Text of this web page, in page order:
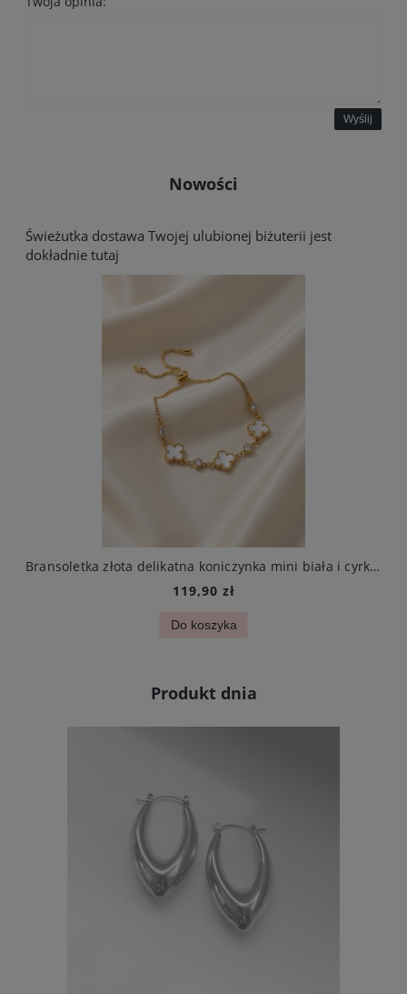
Wyślij
Nowości
Świeżutka dostawa Twojej ulubionej biżuterii jest
dokładnie tutaj
Bransoletka złota delikatna koniczynka mini biała i cyrkonie stal chirurgiczna
119,90 zł
Do koszyka
Produkt dnia